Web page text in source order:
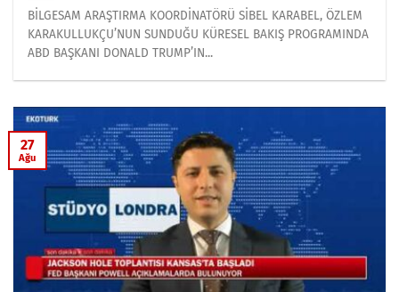
BİLGESAM ARAŞTIRMA KOORDİNATÖRÜ SİBEL KARABEL, ÖZLEM
KARAKULLUKÇU’NUN SUNDUĞU KÜRESEL BAKIŞ PROGRAMINDA
ABD BAŞKANI DONALD TRUMP’IN...
27
Ağu